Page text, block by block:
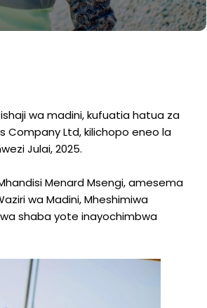
wa madini, kufuatia hatua za
Company Ltd, kilichopo eneo la
Julai, 2025.
Menard Msengi, amesema
wa Madini, Mheshimiwa
wa shaba yote inayochimbwa